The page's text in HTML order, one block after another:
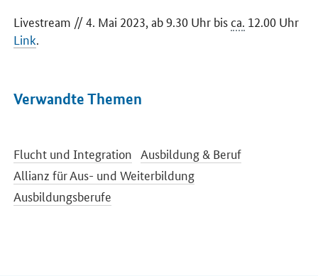
Livestream // 4. Mai 2023, ab 9.30 Uhr bisca. 12.00 Uhr
Link
Verwandte Themen
Flucht und Integration Ausbildung & Beruf
Allianz für Aus- und Weiterbildung
Ausbildungsberufe